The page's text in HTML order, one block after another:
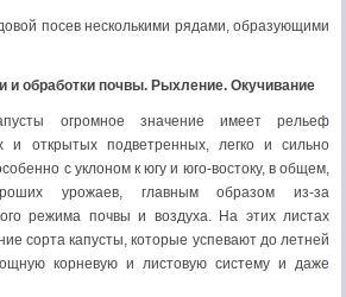
посев несколькими рядами, образующими
и обработки почвы. Рыхление. Окучивание
огромное значение имеет рельеф
и открытых подветренных, легко и сильно
с уклоном к югу и юго-востоку, в общем,
урожаев, главным образом из-за
режима почвы и воздуха. На этих листах
сорта капусты, которые успевают до летней
корневую и листовую систему и даже